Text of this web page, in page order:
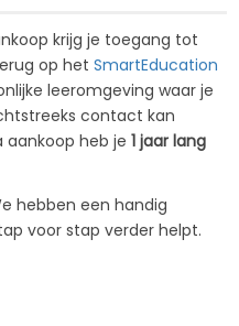
krijg je toegang tot
op hetSmartEducation
leeromgeving waar je
contact kan
aankoop heb je1 jaar lang
hebben een handig
voor stap verder helpt.